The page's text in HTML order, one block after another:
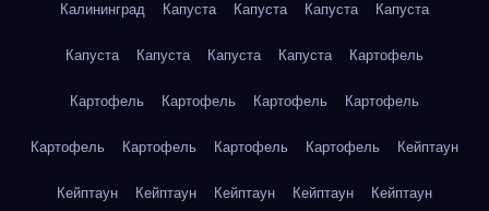
Калининград Капуста Капуста Капуста Капуста
Капуста Капуста Капуста Капуста Картофель
Картофель Картофель Картофель Картофель
Картофель Картофель Картофель Картофель Кейптаун
Кейптаун Кейптаун Кейптаун Кейптаун Кейптаун